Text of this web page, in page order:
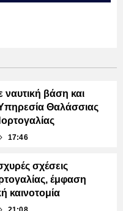
ναυτική βάση και
Θαλάσσιας
17:46
σχέσεις
έμφαση
καινοτομία